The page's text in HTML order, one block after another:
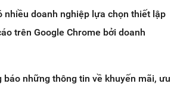
nhiều doanh nghiệp lựa chọn thiết lập
trên Google Chrome bởi doanh
báo những thông tin về khuyến mãi, ưu